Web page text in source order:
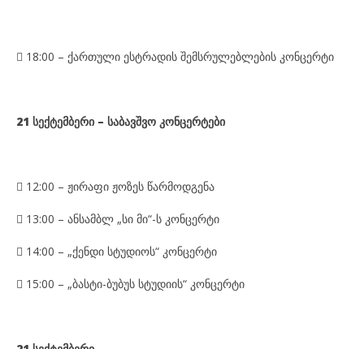
 18:00 – ქართული ესტრადის შემსრულებლების კონცერტი
21 სექტემბერი – საბავშვო კონცერტები
 1 2:00 – ჟირაფი ჟოზეს წარმოდგენა
 1 3:00 – ანსამბლ „სი მი“-ს კონცერტი
 1 4:00 – „ქენდი სტუდიოს“ კონცერტი
 1 5:00 – „ბასტი-ბუბუს სტუდიის“ კონცერტი